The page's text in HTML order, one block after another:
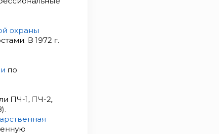
охраны
В 1972 г.
по
ПЧ-1, ПЧ-2,